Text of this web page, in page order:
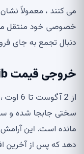
می کنند ، معمولاً
خصوصی خود منتقل
دنبال تجمع به جای
خروجی قیمت Shib از پشتیبان گیری
از 2
سختی جابجا شده و
مانده است. این
دهد که پس از آخرین